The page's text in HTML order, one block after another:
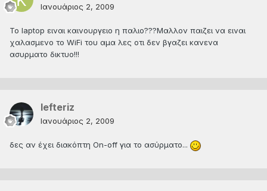
Ιανουάριος 2, 2009
Το laptop ειναι καινουργειο η παλιο???Μαλλον παιζει να ειναι
χαλασμενο το WiFi του αμα λες οτι δεν βγαζει κανενα
ασυρματο δικτυο!!!
lefteriz
Ιανουάριος 2, 2009
δες αν έχει διακόπτη On-off για το ασύρματο...